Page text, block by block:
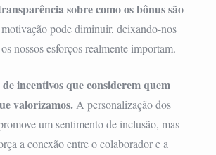
sobre como os bônus são
motivação pode diminuir, deixando-nos
nossos esforços realmente importam.
incentivos que considerem quem
valorizamos. A personalização dos
um sentimento de inclusão, mas
a conexão entre o colaborador e a